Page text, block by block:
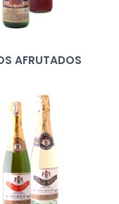
AFRUTADOS